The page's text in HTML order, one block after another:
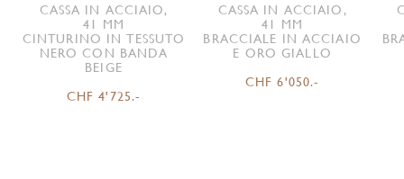
CASSA IN ACCIAIO,
41 MM
CINTURINO IN TESSUTO
NERO CON BANDA
BEIGE
CHF 4'725.-
CASSA IN ACCIAIO,
41 MM
BRACCIALE IN ACCIAIO
E ORO GIALLO
CHF 6'050.-